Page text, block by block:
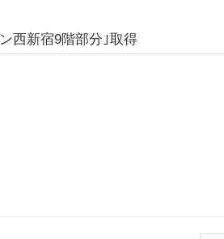
西新宿9階部分｣取得